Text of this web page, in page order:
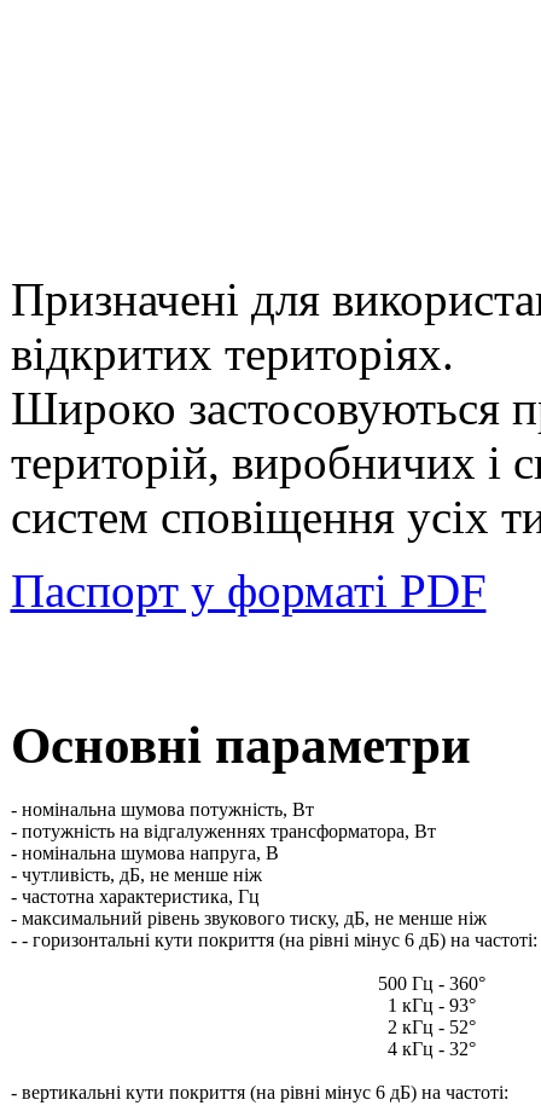
Призначені для
відкритих територіях.
Широко застосовуються
територій, виробничих і
систем сповіщення усіх
Паспорт у форматі PDF
Основні параметри
- номінальна шумова потужність, Вт
- потужність на відгалуженнях трансформатора, Вт
- номінальна шумова напруга, В
- чутливість, дБ, не менше ніж
- частотна характеристика, Гц
- максимальний рівень звукового тиску, дБ, не менше ніж
- - горизонтальні кути покриття (на рівні мінус 6 дБ) на частоті:
500 Гц - 360°
1 кГц - 93°
2 кГц - 52°
4 кГц - 32°
- вертикальні кути покриття (на рівні мінус 6 дБ) на частоті: